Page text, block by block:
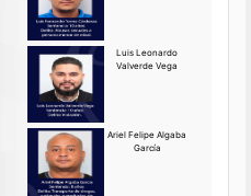
La Delegación Regional de
Puntarenas del Organismo de
Investigación